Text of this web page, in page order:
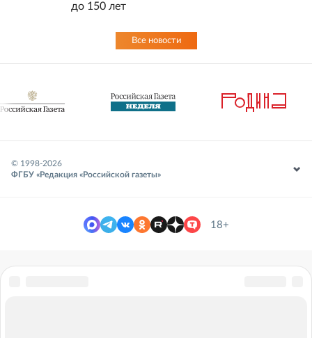
до 150 лет
Все новости
© 1998-2026
ФГБУ «Редакция «Российской газеты»
18+